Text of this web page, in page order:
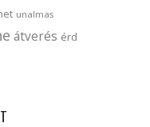
unalmas
átverés érd